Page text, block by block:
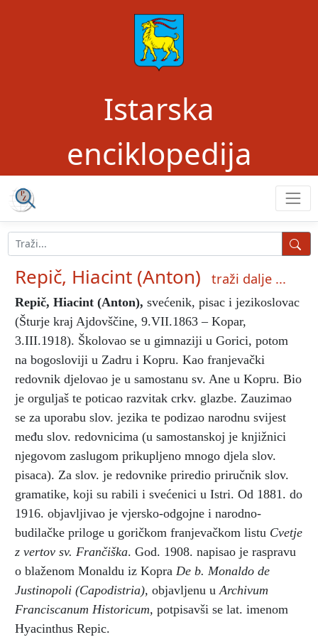
Istarska
enciklopedija
Repič, Hiacint (Anton) traži dalje ...
Repič, Hiacint (Anton), svećenik, pisac i jezikoslovac
(Šturje kraj Ajdovščine, 9.VII.1863 – Kopar,
3.III.1918). Školovao se u gimnaziji u Gorici, potom
na bogosloviji u Zadru i Kopru. Kao franjevački
redovnik djelovao je u samostanu sv. Ane u Kopru. Bio
je orguljaš te poticao razvitak crkv. glazbe. Zauzimao
se za uporabu slov. jezika te podizao narodnu svijest
među slov. redovnicima (u samostanskoj je knjižnici
njegovom zaslugom prikupljeno mnogo djela slov.
pisaca). Za slov. je redovnike priredio priručnik slov.
gramatike, koji su rabili i svećenici u Istri. Od 1881. do
1916. objavljivao je vjersko-odgojne i narodno-
budilačke priloge u goričkom franjevačkom listu Cvetje
z vertov sv. Frančiška. God. 1908. napisao je raspravu
o blaženom Monaldu iz Kopra De b. Monaldo de
Justinopoli (Capodistria), objavljenu u Archivum
Franciscanum Historicum, potpisavši se lat. imenom
Hyacinthus Repic.